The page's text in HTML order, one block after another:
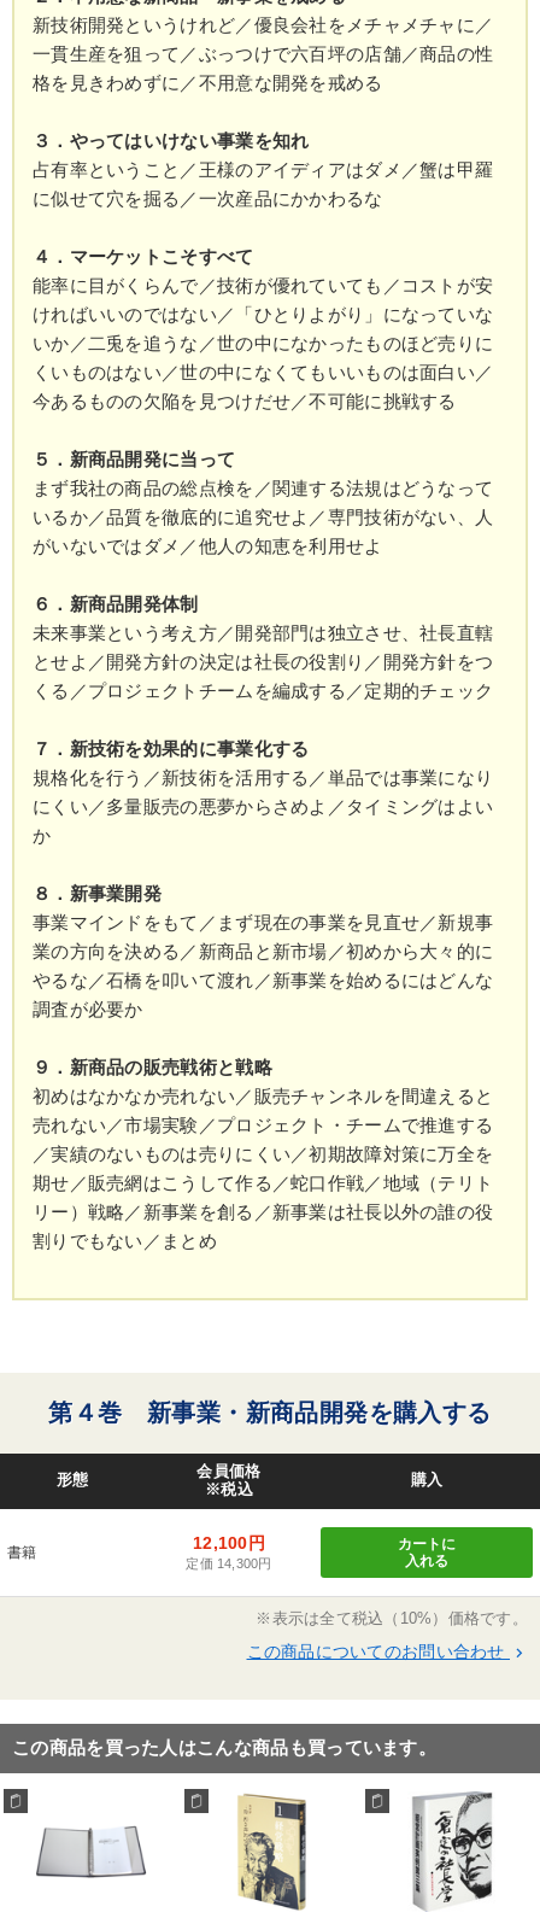
新技術開発というけれど／優良会社をメチャメチャに／
一貫生産を狙って／ぶっつけで六百坪の店舗／商品の性
格を見きわめずに／不用意な開発を戒める
３．やってはいけない事業を知れ
占有率ということ／王様のアイディアはダメ／蟹は甲羅
に似せて穴を掘る／一次産品にかかわるな
４．マーケットこそすべて
能率に目がくらんで／技術が優れていても／コストが安
ければいいのではない／「ひとりよがり」になっていな
いか／二兎を追うな／世の中になかったものほど売りに
くいものはない／世の中になくてもいいものは面白い／
今あるものの欠陥を見つけだせ／不可能に挑戦する
５．新商品開発に当って
まず我社の商品の総点検を／関連する法規はどうなって
いるか／品質を徹底的に追究せよ／専門技術がない、人
がいないではダメ／他人の知恵を利用せよ
６．新商品開発体制
未来事業という考え方／開発部門は独立させ、社長直轄
とせよ／開発方針の決定は社長の役割り／開発方針をつ
くる／プロジェクトチームを編成する／定期的チェック
７．新技術を効果的に事業化する
規格化を行う／新技術を活用する／単品では事業になり
にくい／多量販売の悪夢からさめよ／タイミングはよい
か
８．新事業開発
事業マインドをもて／まず現在の事業を見直せ／新規事
業の方向を決める／新商品と新市場／初めから大々的に
やるな／石橋を叩いて渡れ／新事業を始めるにはどんな
調査が必要か
９．新商品の販売戦術と戦略
初めはなかなか売れない／販売チャンネルを間違えると
売れない／市場実験／プロジェクト・チームで推進する
／実績のないものは売りにくい／初期故障対策に万全を
期せ／販売網はこうして作る／蛇口作戦／地域（テリト
リー）戦略／新事業を創る／新事業は社長以外の誰の役
割りでもない／まとめ
第４巻 新事業・新商品開発を購入する
形態
会員価格
※税込
購入
書籍 12,100円
定価 14,300円
カートに
入れる
※表示は全て税込（10%）価格です。
この商品についてのお問い合わせ keyboard_arrow_right
この商品を買った人はこんな商品も買っています。